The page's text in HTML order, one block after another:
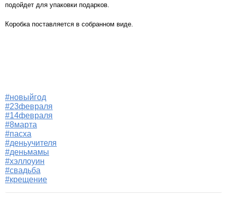
подойдет для упаковки подарков.
Коробка поставляется в собранном виде.
#новыйгод
#23февраля
#14февраля
#8марта
#пасха
#деньучителя
#деньмамы
#хэллоуин
#свадьба
#крещение